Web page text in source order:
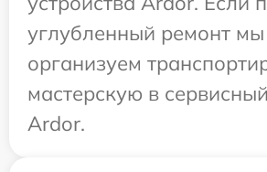
углубленный ремонт мы
организуем
мастерскую в
Ardor.